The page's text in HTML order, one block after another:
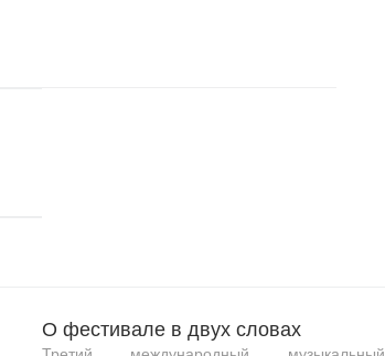
О фестивале в двух словах